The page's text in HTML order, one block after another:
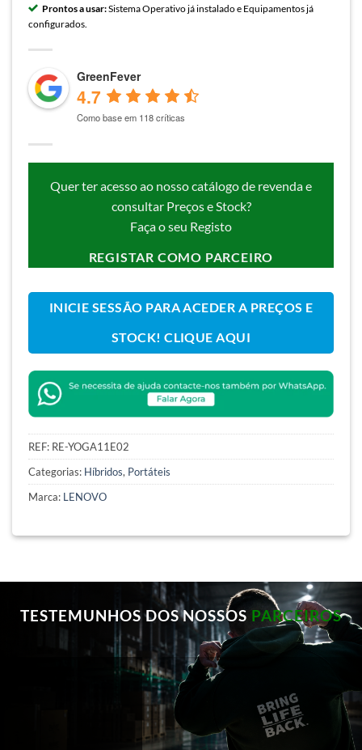
Prontos a usar:Sistema Operativo já instalado e Equipamentos já
configurados.
GreenFever
4.7
Como base em 118 críticas
Quer ter acesso ao nosso catálogo de revenda e
consultar Preços e Stock?
Faça o seu Registo
REGISTAR COMO PARCEIRO
INICIE SESSÃO PARA ACEDER A PREÇOS E
STOCK! CLIQUE AQUI
REF: RE-YOGA11E02
Categorias: Híbridos, Portáteis
Marca: LENOVO
TESTEMUNHOS DOS NOSSOS PARCEIROS